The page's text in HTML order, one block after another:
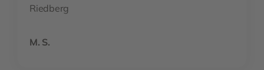
Riedberg
M. S.